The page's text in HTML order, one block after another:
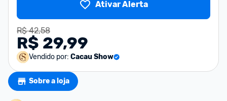
Ativar Alerta
R$ 42,58
R$ 29,99
Vendido por: Cacau Show
Sobre a loja